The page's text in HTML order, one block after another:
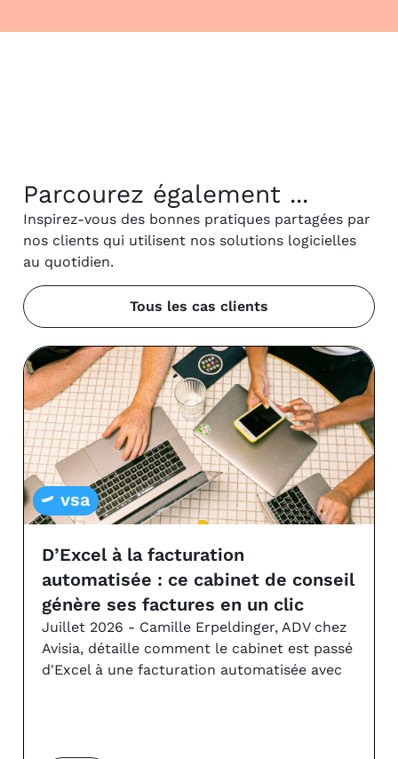
Parcourez également ...
Inspirez-vous des bonnes pratiques partagées par
nos clients qui utilisent nos solutions logicielles
au quotidien.
Tous les cas clients
vsa
D’Excel à la facturation
automatisée : ce cabinet de conseil
génère ses factures en un clic
Juillet 2026 - Camille Erpeldinger, ADV chez
Avisia, détaille comment le cabinet est passé
d'Excel à une facturation automatisée avec